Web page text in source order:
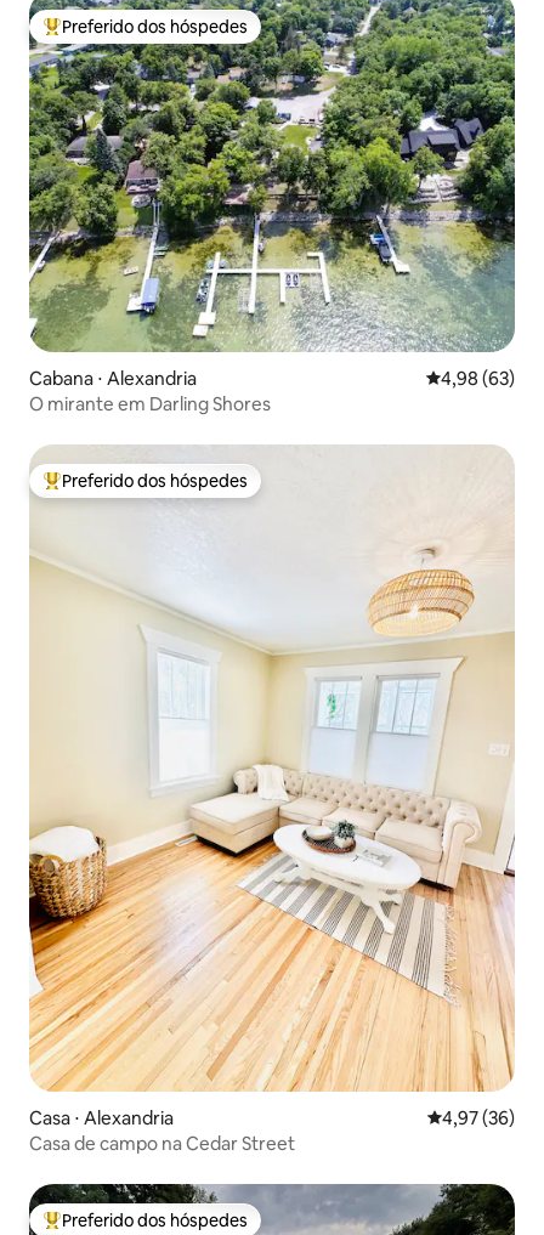
Entre os melhores preferidos dos hóspedes
Preferido dos hóspedes
Cabana ⋅ Alexandria 4,98 de uma
4,98 (63)
O mirante em Darling Shores
Entre os melhores preferidos dos hóspedes
Preferido dos hóspedes
Casa ⋅ Alexandria 4,97 de uma
4,97 (36)
Casa de campo na Cedar Street
Preferido dos hóspedes